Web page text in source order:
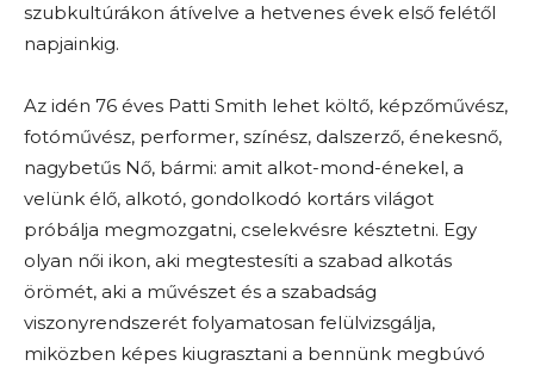
szubkultúrákon átívelve a hetvenes évek első felétől
napjainkig.
Az idén 76 éves Patti Smith lehet költő, képzőművész,
fotóművész, performer, színész, dalszerző, énekesnő,
nagybetűs Nő, bármi: amit alkot-mond-énekel, a
velünk élő, alkotó, gondolkodó kortárs világot
próbálja megmozgatni, cselekvésre késztetni. Egy
olyan női ikon, aki megtestesíti a szabad alkotás
örömét, aki a művészet és a szabadság
viszonyrendszerét folyamatosan felülvizsgálja,
miközben képes kiugrasztani a bennünk megbúvó